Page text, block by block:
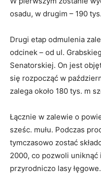
osadu, w drugim – 190
Drugi etap odmulenia
odcinek – od ul.
Senatorskiej. On jest
się rozpocząć w
zalega około 180 tys. m
Łącznie w zalewie o
sześc. mułu. Podczas
tymczasowo zostać
2000, co pozwoli
przyrodniczo lasy łęgowe.